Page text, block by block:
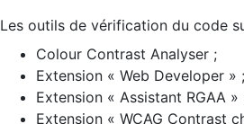
Les outils de vérification du code
Colour Contrast Analyser ;
Extension « Web Developer » ;
Extension « Assistant RGAA »
Extension « WCAG Contrast